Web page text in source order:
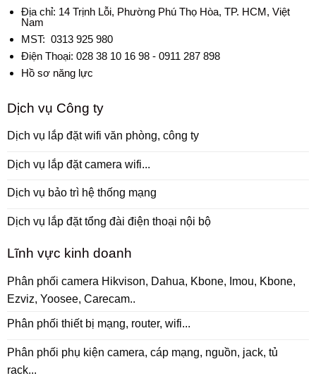
Địa chỉ: 14 Trịnh Lỗi, Phường Phú Thọ Hòa, TP. HCM, Việt
Nam
MST: 0313 925 980
Điện Thoại: 028 38 10 16 98 - 0911 287 898
Hồ sơ năng lực
Dịch vụ Công ty
Dịch vụ lắp đặt wifi văn phòng, công ty
Dịch vụ lắp đặt camera wifi...
Dịch vụ bảo trì hệ thống mạng
Dịch vụ lắp đặt tổng đài điện thoại nội bộ
Lĩnh vực kinh doanh
Phân phối camera Hikvison, Dahua, Kbone, Imou, Kbone,
Ezviz, Yoosee, Carecam..
Phân phối thiết bị mạng, router, wifi...
Phân phối phụ kiện camera, cáp mạng, nguồn, jack, tủ
rack...